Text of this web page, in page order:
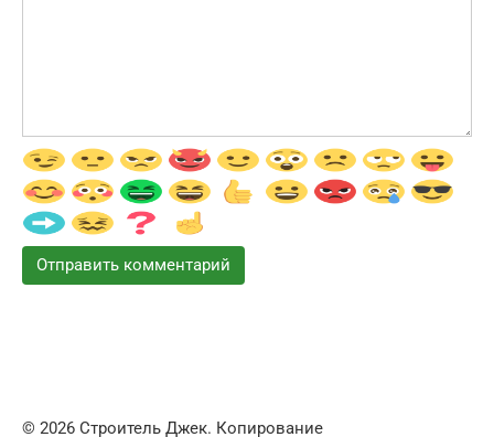
© 2026 Строитель Джек. Копирование